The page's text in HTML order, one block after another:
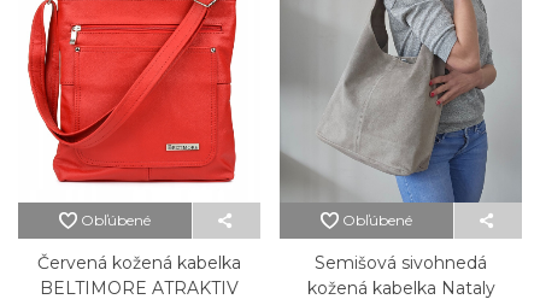
Obľúbené
Červená kožená kabelka
BELTIMORE ATRAKTIV
Obľúbené
Semišová sivohnedá
kožená kabelka Nataly